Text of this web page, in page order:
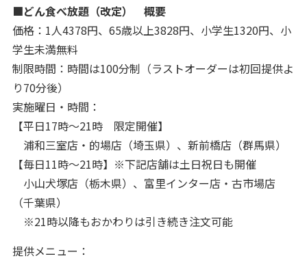
■どん食べ放題（改定） 概要
価格：1人4378円、65歳以上3828円、小学生1320円、小
学生未満無料
制限時間：時間は100分制（ラストオーダーは初回提供よ
り70分後）
実施曜日・時間：
【平日17時～21時 限定開催】
浦和三室店・的場店（埼玉県）、新前橋店（群馬県）
【毎日11時～21時】※下記店舗は土日祝日も開催
小山犬塚店（栃木県）、富里インター店・古市場店
（千葉県）
※21時以降もおかわりは引き続き注文可能
提供メニュー：